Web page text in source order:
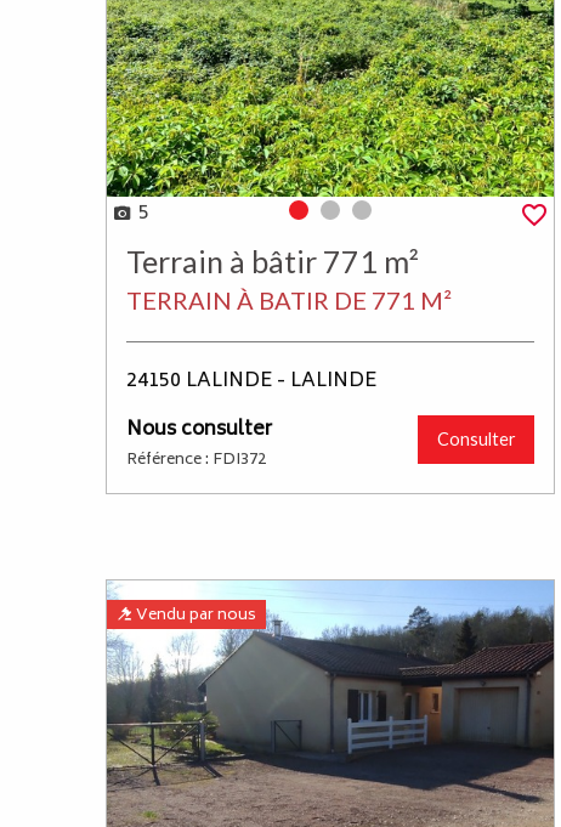
5 Photo 0
Photo 1Photo 2
Terrain à bâtir 771 m²
TERRAIN À BATIR DE 771 M²
24150 LALINDE - LALINDE
Nous consulter
Référence : FDI372
Consulter
Vendu par nous